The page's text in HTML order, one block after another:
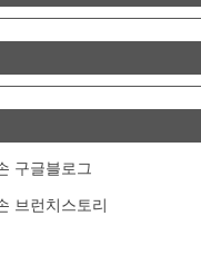
구글블로그
브런치스토리